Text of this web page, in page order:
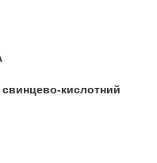
свинцево-кислотний